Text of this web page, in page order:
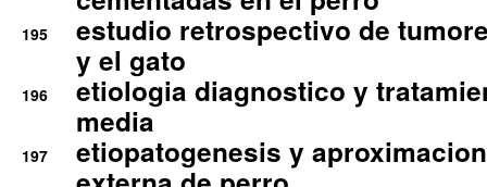
195
estudio retrospectivo de
y el gato
196
etiologia diagnostico y
media
197
etiopatogenesis y